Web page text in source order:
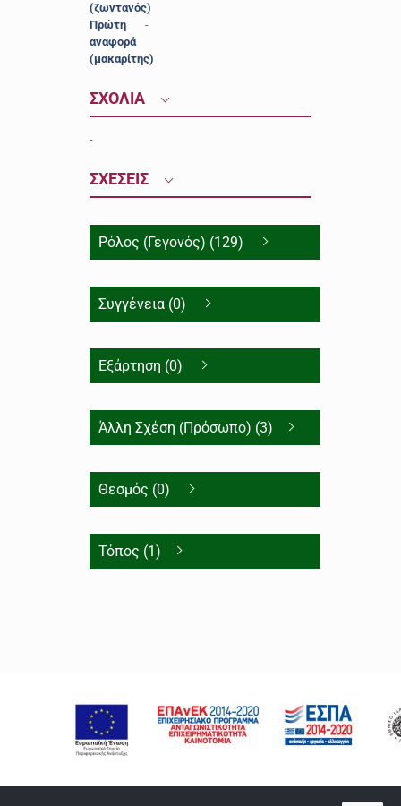
(ζωντανός)
Πρώτη
αναφορά
(μακαρίτης)
-
ΣΧΟΛΙΑ
-
ΣΧΕΣΕΙΣ
Ρόλος (Γεγονός) (129)
Συγγένεια (0)
Εξάρτηση (0)
Άλλη Σχέση (Πρόσωπο) (3)
Θεσμός (0)
Τόπος (1)